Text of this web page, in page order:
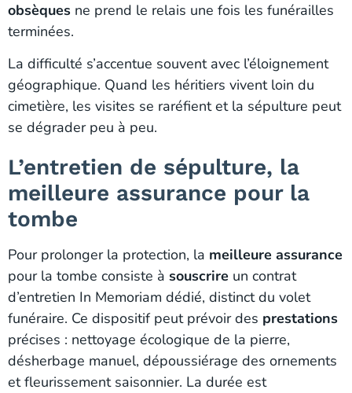
obsèques ne prend le relais une fois les funérailles
terminées.
La difficulté s’accentue souvent avec l’éloignement
géographique. Quand les héritiers vivent loin du
cimetière, les visites se raréfient et la sépulture peut
se dégrader peu à peu.
L’entretien de sépulture, la
meilleure assurance pour la
tombe
Pour prolonger la protection, la meilleure assurance
pour la tombe consiste à souscrire un contrat
d’entretien In Memoriam dédié, distinct du volet
funéraire. Ce dispositif peut prévoir des prestations
précises : nettoyage écologique de la pierre,
désherbage manuel, dépoussiérage des ornements
et fleurissement saisonnier. La durée est